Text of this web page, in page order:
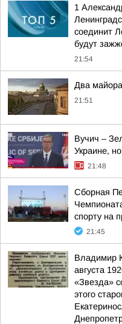
1
соединит
будут
21:54
Два
21:51
Вучич –
Украине,
21:48
Сборная
спорту на
21:45
Владимир
августа
«Звезда»
этого